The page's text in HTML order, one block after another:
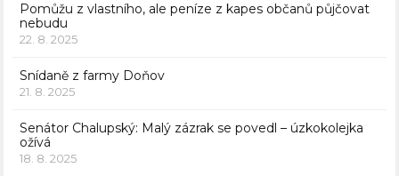
Pomůžu z vlastního, ale peníze z kapes občanů půjčovat
nebudu
22. 8. 2025
Snídaně z farmy Doňov
21. 8. 2025
Senátor Chalupský: Malý zázrak se povedl – úzkokolejka
ožívá
18. 8. 2025